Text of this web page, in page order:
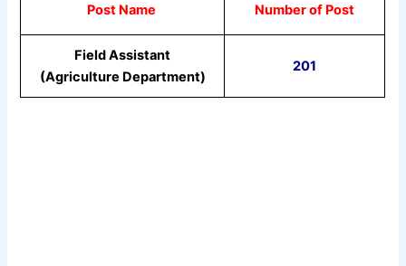
Post Name Number of Post
Field Assistant
(Agriculture Department)
201